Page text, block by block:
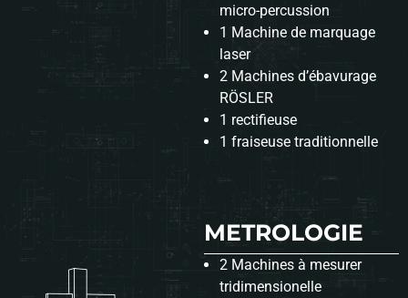
micro-percussion
1 Machine de marquage
laser
2 Machines d’ébavurage
RÖSLER
1 rectifieuse
1 fraiseuse traditionnelle
METROLOGIE
2 Machines à mesurer
tridimensionelle